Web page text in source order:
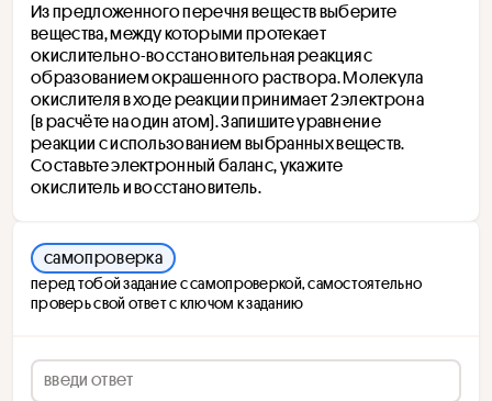
Из предложенного перечня веществ выберите
вещества, между которыми протекает
окислительно-восстановительная реакция с
образованием окрашенного раствора. Молекула
окислителя в ходе реакции принимает 2 электрона
(в расчёте на один атом). Запишите уравнение
реакции с использованием выбранных веществ.
Составьте электронный баланс, укажите
окислитель и восстановитель.
самопроверка
перед тобой задание с самопроверкой, самостоятельно
проверь свой ответ с ключом к заданию